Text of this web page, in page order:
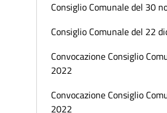
Consiglio Comunale del 30
Consiglio Comunale del 22
Convocazione Consiglio
2022
Convocazione Consiglio
2022